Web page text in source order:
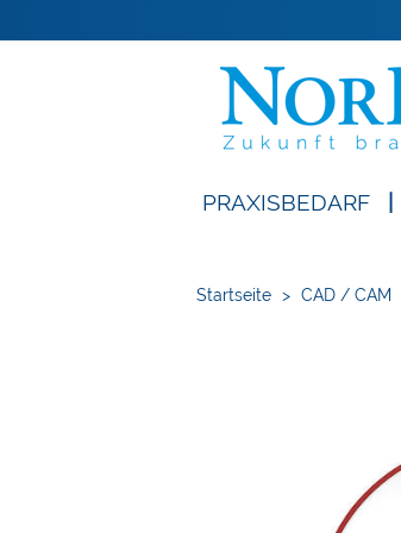
PRAXISBEDARF
Startseite > CAD / CAM